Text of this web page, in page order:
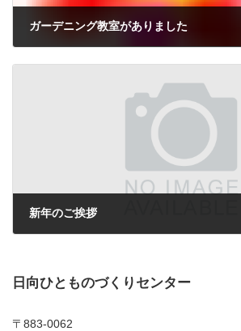
ガーデニング教室がありました
新年のご挨拶
日向ひとものづくりセンター
〒883-0062